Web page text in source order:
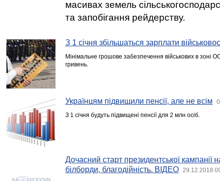
масивах земель
та запобігання рейдерству.
З 1 січня збільшаться зарплати
Мінімальне грошове забезпечення військових в зоні
гривень.
Українцям підвищили пенсії, але не всім
З 1 січня будуть підвищені пенсії для 2 млн осіб.
Дочасний старт президентської кампанії
білборди, благодійність. ВІДЕО
29.12.2018